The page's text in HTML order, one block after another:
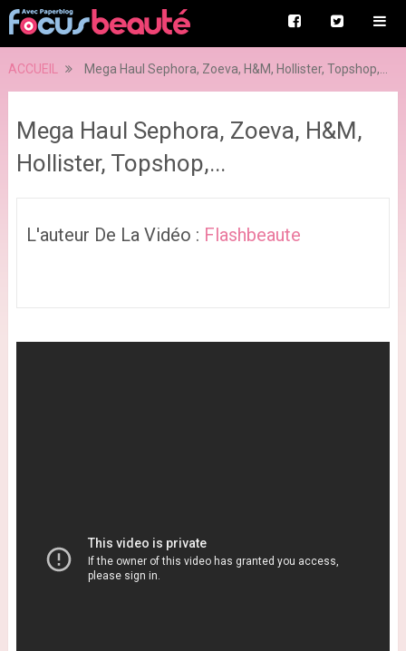
ACCUEIL Mega Haul Sephora, Zoeva, H&M, Hollister, Topshop,...
Mega Haul Sephora, Zoeva, H&M,
Hollister, Topshop,...
L'auteur De La Vidéo : Flashbeaute